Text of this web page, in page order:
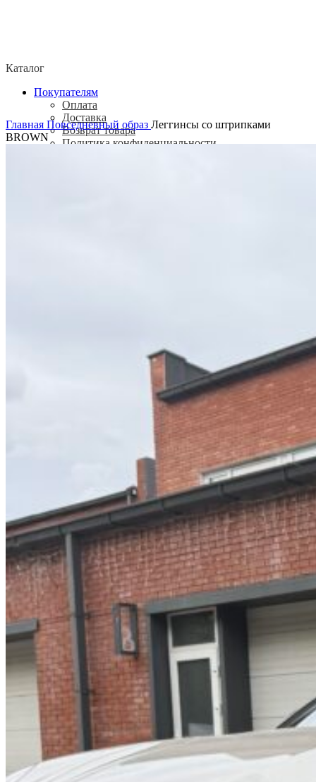
Каталог
Покупателям
Оплата
Доставка
Возврат товара
Политика конфиденциальности
Список желаний (Wishlist)
пунктов / 0₽
Меню
пунктов
Главная Повседневный образ Леггинсы со штрипками
BROWN